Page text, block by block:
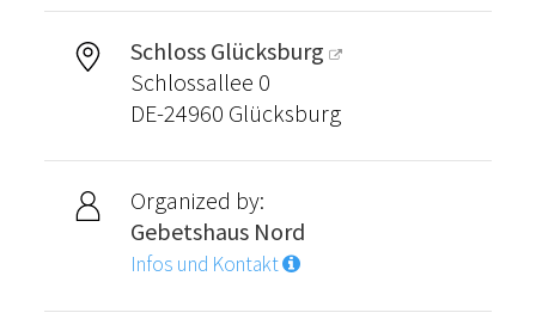
Schloss Glücksburg
Schlossallee 0
DE-24960 Glücksburg
Organized by:
Gebetshaus Nord
Infos und Kontakt